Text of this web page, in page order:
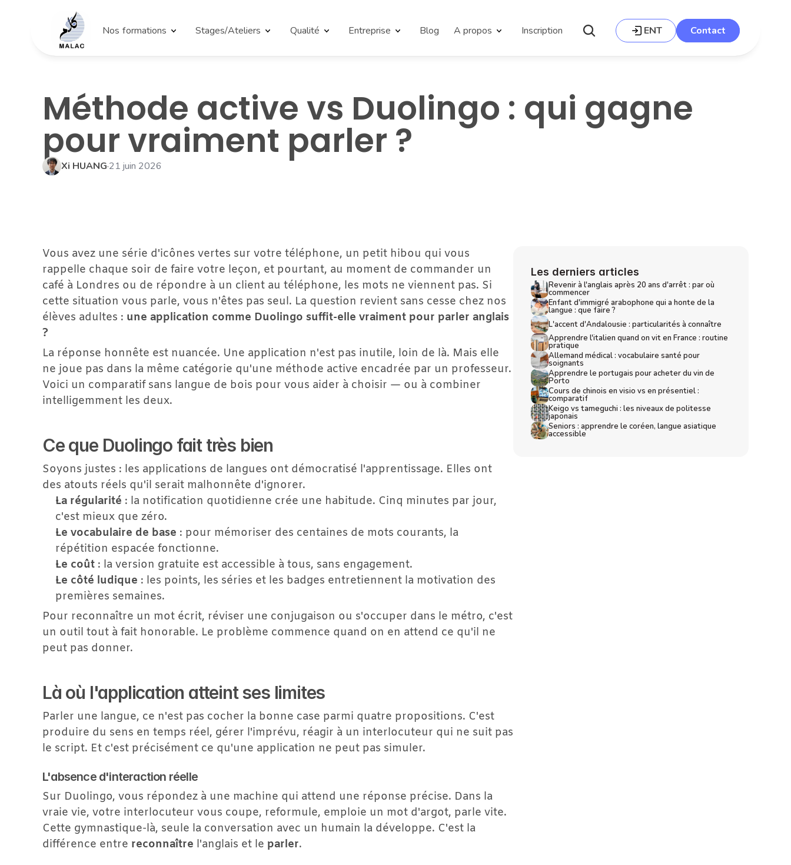
Nos formations Stages/Ateliers Qualité Entreprise Blog A propos Inscription ENT Contact
Méthode active vs Duolingo : qui gagne
pour vraiment parler ?
Xi HUANG·21 juin 2026
Vous avez une série d'icônes vertes sur votre téléphone, un petit hibou qui vous
rappelle chaque soir de faire votre leçon, et pourtant, au moment de commander un
café à Londres ou de répondre à un client au téléphone, les mots ne viennent pas. Si
cette situation vous parle, vous n'êtes pas seul. La question revient sans cesse chez nos
élèves adultes : une application comme Duolingo suffit-elle vraiment pour parler anglais
?
La réponse honnête est nuancée. Une application n'est pas inutile, loin de là. Mais elle
ne joue pas dans la même catégorie qu'une méthode active encadrée par un professeur.
Voici un comparatif sans langue de bois pour vous aider à choisir — ou à combiner
intelligemment les deux.
Ce que Duolingo fait très bien
Soyons justes : les applications de langues ont démocratisé l'apprentissage. Elles ont
des atouts réels qu'il serait malhonnête d'ignorer.
La régularité : la notification quotidienne crée une habitude. Cinq minutes par jour,
c'est mieux que zéro.
Le vocabulaire de base : pour mémoriser des centaines de mots courants, la
répétition espacée fonctionne.
Le coût : la version gratuite est accessible à tous, sans engagement.
Le côté ludique : les points, les séries et les badges entretiennent la motivation des
premières semaines.
Pour reconnaître un mot écrit, réviser une conjugaison ou s'occuper dans le métro, c'est
un outil tout à fait honorable. Le problème commence quand on en attend ce qu'il ne
peut pas donner.
Là où l'application atteint ses limites
Parler une langue, ce n'est pas cocher la bonne case parmi quatre propositions. C'est
produire du sens en temps réel, gérer l'imprévu, réagir à un interlocuteur qui ne suit pas
le script. Et c'est précisément ce qu'une application ne peut pas simuler.
L'absence d'interaction réelle
Sur Duolingo, vous répondez à une machine qui attend une réponse précise. Dans la
vraie vie, votre interlocuteur vous coupe, reformule, emploie un mot d'argot, parle vite.
Cette gymnastique-là, seule la conversation avec un humain la développe. C'est la
différence entre reconnaître l'anglais et le parler.
Les derniers articles
Revenir à l'anglais après 20 ans d'arrêt : par où
commencer
Enfant d'immigré arabophone qui a honte de la
langue : que faire ?
L'accent d'Andalousie : particularités à connaître
Apprendre l'italien quand on vit en France : routine
pratique
Allemand médical : vocabulaire santé pour
soignants
Apprendre le portugais pour acheter du vin de
Porto
Cours de chinois en visio vs en présentiel :
comparatif
Keigo vs tameguchi : les niveaux de politesse
japonais
Seniors : apprendre le coréen, langue asiatique
accessible